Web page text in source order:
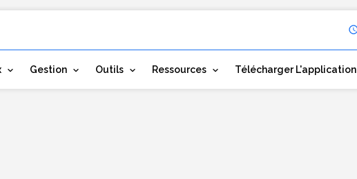
Gestion Outils Ressources Télécharger L'application